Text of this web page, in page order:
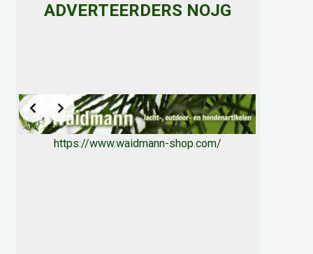
ADVERTEERDERS NOJG
https://www.waidmann-shop.com/